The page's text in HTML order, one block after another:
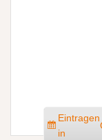
Eintragen
in